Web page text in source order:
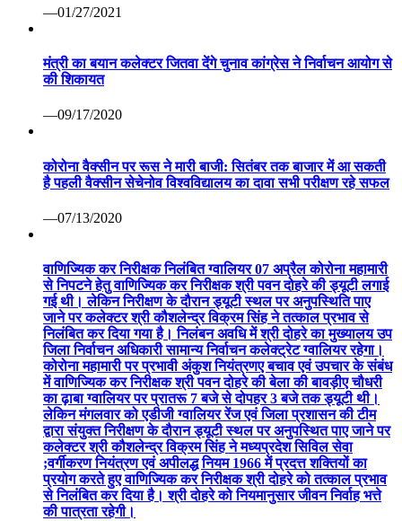
—01/27/2021
मंत्री का बयान कलेक्टर जितवा देंगे चुनाव कांग्रेस ने निर्वाचन आयोग से
की शिकायत
—09/17/2020
कोरोना वैक्सीन पर रूस ने मारी बाजी: सितंबर तक बाजार में आ सकती
है पहली वैक्सीन सेचेनोव विश्वविद्यालय का दावा सभी परीक्षण रहे सफल
—07/13/2020
वाणिज्यिक कर निरीक्षक निलंबित ग्वालियर 07 अप्रैल कोरोना महामारी
से निपटने हेतु वाणिज्यिक कर निरीक्षक श्री पवन दोहरे की ड्यूटी लगाई
गई थी। लेकिन निरीक्षण के दौरान ड्यूटी स्थल पर अनुपस्थिति पाए
जाने पर कलेक्टर श्री कौशलेन्द्र विक्रम सिंह ने तत्काल प्रभाव से
निलंबित कर दिया गया है। निलंबन अवधि में श्री दोहरे का मुख्यालय उप
जिला निर्वाचन अधिकारी सामान्य निर्वाचन कलेक्ट्रेट ग्वालियर रहेगा।
कोरोना महामारी पर प्रभावी अंकुश नियंत्रणए बचाव एवं उपचार के संबंध
में वाणिज्यिक कर निरीक्षक श्री पवन दोहरे की बेला की बावड़ीए चौधरी
का ढ़ाबा ग्वालियर पर प्रातरू 7 बजे से दोपहर 3 बजे तक ड्यूटी थी।
लेकिन मंगलवार को एडीजी ग्वालियर रेंज एवं जिला प्रशासन की टीम
द्वारा संयुक्त निरीक्षण के दौरान ड्यूटी स्थल पर अनुपस्थित पाए जाने पर
कलेक्टर श्री कौशलेन्द्र विक्रम सिंह ने मध्यप्रदेश सिविल सेवा
;वर्गीकरण नियंत्रण एवं अपीलद्ध नियम 1966 में प्रदत्त शक्तियों का
प्रयोग करते हुए वाणिज्यिक कर निरीक्षक श्री दोहरे को तत्काल प्रभाव
से निलंबित कर दिया है। श्री दोहरे को नियमानुसार जीवन निर्वाह भत्ते
की पात्रता रहेगी।